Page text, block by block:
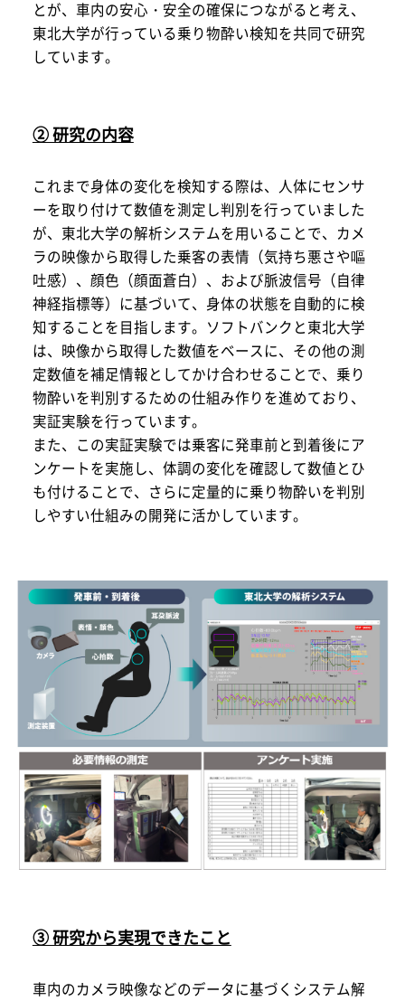
とが、車内の安心・安全の確保につながると考え、
東北大学が行っている乗り物酔い検知を共同で研究
しています。
② 研究の内容
これまで身体の変化を検知する際は、人体にセンサ
ーを取り付けて数値を測定し判別を行っていました
が、東北大学の解析システムを用いることで、カメ
ラの映像から取得した乗客の表情（気持ち悪さや嘔
吐感）、顔色（顔面蒼白）、および脈波信号（自律
神経指標等）に基づいて、身体の状態を自動的に検
知することを目指します。ソフトバンクと東北大学
は、映像から取得した数値をベースに、その他の測
定数値を補足情報としてかけ合わせることで、乗り
物酔いを判別するための仕組み作りを進めており、
実証実験を行っています。
また、この実証実験では乗客に発車前と到着後にア
ンケートを実施し、体調の変化を確認して数値とひ
も付けることで、さらに定量的に乗り物酔いを判別
しやすい仕組みの開発に活かしています。
③ 研究から実現できたこと
車内のカメラ映像などのデータに基づくシステム解